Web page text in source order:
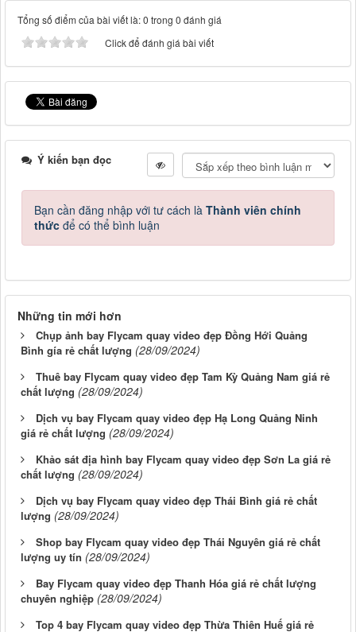
Tổng số điểm của bài viết là: 0 trong 0 đánh giá
Click để đánh giá bài viết
Ý kiến bạn đọc
Bạn cần đăng nhập với tư cách là Thành viên chính
thức để có thể bình luận
Những tin mới hơn
Chụp ảnh bay Flycam quay video đẹp Đồng Hới Quảng
Bình gía rẻ chất lượng (28/09/2024)
Thuê bay Flycam quay video đẹp Tam Kỳ Quảng Nam giá rẻ
chất lượng (28/09/2024)
Dịch vụ bay Flycam quay video đẹp Hạ Long Quảng Ninh
giá rẻ chất lượng (28/09/2024)
Khảo sát địa hình bay Flycam quay video đẹp Sơn La giá rẻ
chất lượng (28/09/2024)
Dịch vụ bay Flycam quay video đẹp Thái Bình giá rẻ chất
lượng (28/09/2024)
Shop bay Flycam quay video đẹp Thái Nguyên giá rẻ chất
lượng uy tín (28/09/2024)
Bay Flycam quay video đẹp Thanh Hóa giá rẻ chất lượng
chuyên nghiệp (28/09/2024)
Top 4 bay Flycam quay video đẹp Thừa Thiên Huế giá rẻ